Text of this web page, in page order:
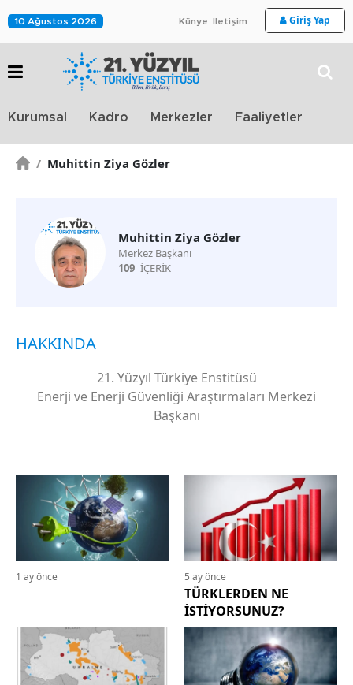
10 Ağustos 2026 Künye İletişim Giriş Yap
Kurumsal Kadro Merkezler Faaliyetler
/ Muhittin Ziya Gözler
Muhittin Ziya Gözler
Merkez Başkanı
109 İÇERİK
HAKKINDA
21. Yüzyıl Türkiye Enstitüsü
Enerji ve Enerji Güvenliği Araştırmaları Merkezi
Başkanı
1 ay önce 5 ay önce
TÜRKLERDEN NE
İSTİYORSUNUZ?